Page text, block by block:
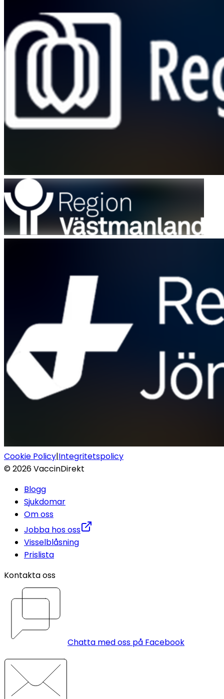
Cookie Policy|Integritetspolicy
©2026VaccinDirekt
Blogg
Sjukdomar
Om oss
Jobba hos oss
Visselblåsning
Prislista
Kontakta oss
Chatta med oss på Facebook